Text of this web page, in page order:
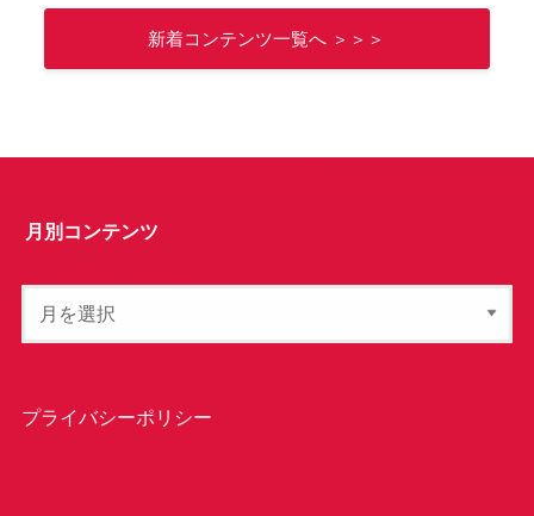
新着コンテンツ一覧へ ＞＞＞
月別コンテンツ
プライバシーポリシー